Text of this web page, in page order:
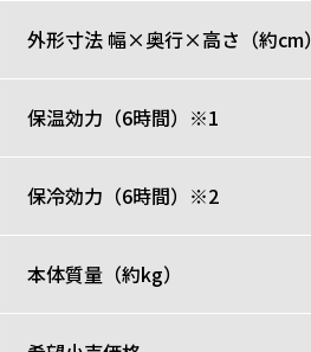
外形寸法 幅×奥行×高さ（約cm）
保温効力（6時間）※1
保冷効力（6時間）※2
本体質量（約kg）